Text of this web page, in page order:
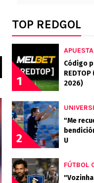
TOP REDGOL
1
Código
2026)
2
"Me
U
FÚTBOL